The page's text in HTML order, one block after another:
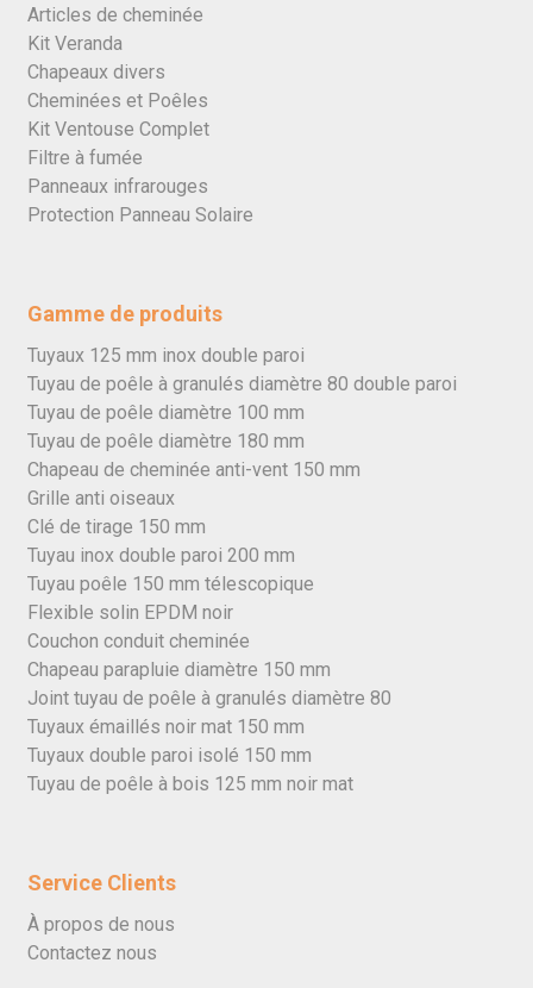
Articles de cheminée
Kit Veranda
Chapeaux divers
Cheminées et Poêles
Kit Ventouse Complet
Filtre à fumée
Panneaux infrarouges
Protection Panneau Solaire
Gamme de produits
Tuyaux 125 mm inox double paroi
Tuyau de poêle à granulés diamètre 80 double paroi
Tuyau de poêle diamètre 100 mm
Tuyau de poêle diamètre 180 mm
Chapeau de cheminée anti-vent 150 mm
Grille anti oiseaux
Clé de tirage 150 mm
Tuyau inox double paroi 200 mm
Tuyau poêle 150 mm télescopique
Flexible solin EPDM noir
Couchon conduit cheminée
Chapeau parapluie diamètre 150 mm
Joint tuyau de poêle à granulés diamètre 80
Tuyaux émaillés noir mat 150 mm
Tuyaux double paroi isolé 150 mm
Tuyau de poêle à bois 125 mm noir mat
Service Clients
À propos de nous
Contactez nous